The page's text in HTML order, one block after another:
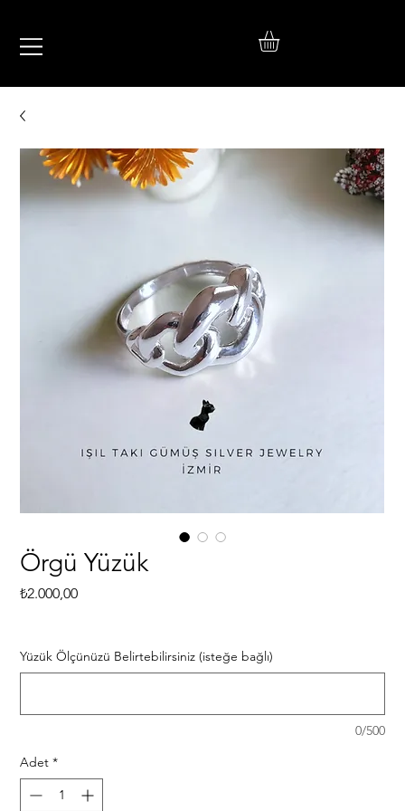
TAKI
Örgü Yüzük
₺2.000,00Fiyat
Yüzük Ölçünüzü Belirtebilirsiniz (isteğe bağlı)
0/500
Adet *